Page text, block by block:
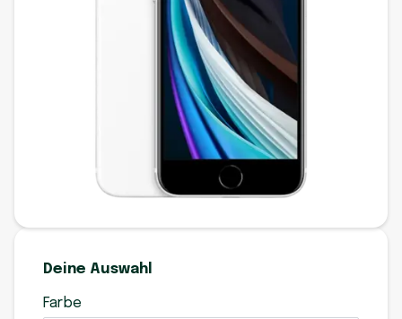
Deine Auswahl
Farbe